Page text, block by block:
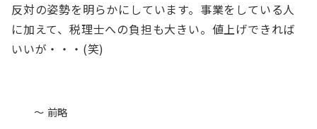
反対の姿勢を明らかにしています。事業をしている人
に加えて、税理士への負担も大きい。値上げできれば
いいが・・・(笑)
～ 前略